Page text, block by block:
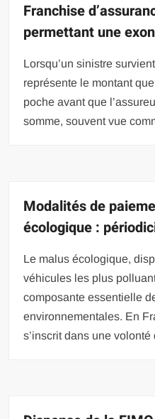
Franchise
permettant une
Lorsqu’un sinistre
représente le montant
poche avant que
somme, souvent vue
Modalités de
écologique :
Le malus écologique,
véhicules les plus
composante essentielle
environnementales. En
s’inscrit dans une volonté